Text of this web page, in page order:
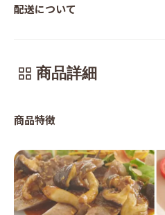
配送について
商品詳細
商品特徴